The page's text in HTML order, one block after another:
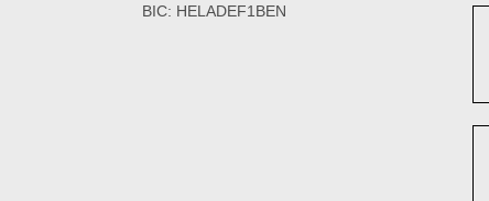
BIC: HELADEF1BEN